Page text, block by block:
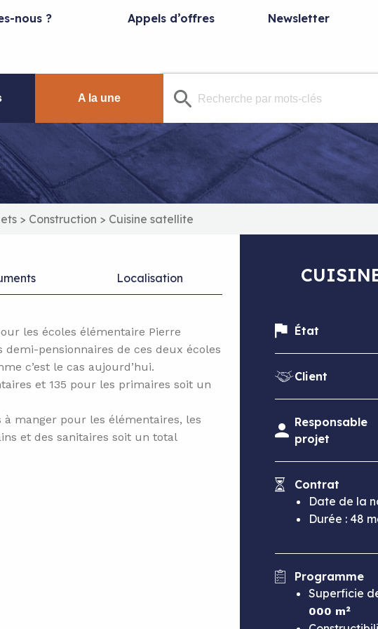
nous ? Appels d’offres Newsletter
A la une
> Construction > Cuisine satellite
Localisation
les écoles élémentaire Pierre
pensionnaires de ces deux écoles
c’est le cas aujourd’hui.
et 135 pour les primaires soit un
manger pour les élémentaires, les
et des sanitaires soit un total
État
Client
Responsable
projet
Contrat
Date de la
Durée : 48
Programme
Superficie
000 m²